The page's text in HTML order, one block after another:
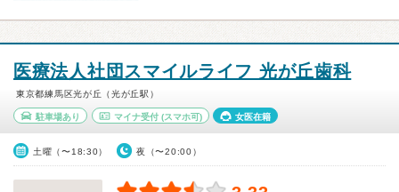
医療法人社団スマイルライフ 光が丘歯科
東京都練馬区光が丘（光が丘駅）
駐車場あり マイナ受付(スマホ可) 女医在籍
土曜（〜18:30） 夜（〜20:00）